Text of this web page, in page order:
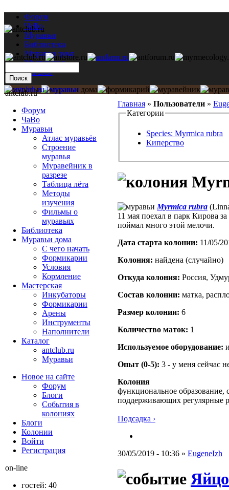
Форум
ЧаВо
Муравьи
Библиотека
Муравьи дома
Мастерская
Каталог
Главная » Пользователи »
Категории
Species: Myrmica rubra
Киперство
Myrmica rubra
11 мая поехал в парк Кирова
поймал много этой мелочи.
Дата старта кoлонии: 11/05/
Кoлония: найдена (случайно)
Откуда кoлония: Россия,
Состав кoлонии: матка,
Размер кoлонии: 6
Количество маток: 1
Используемое оборудование:
Опыт (0-5): 3 - у меня сейчас
Колония
функциональное образование,
поддерживающих регулярные
Подсадка ›
30/05/2019 - 10:36 » EugeneIzh
antclub.ru
Форум
ЧаВо
Муравьи
Атлас муравьёв
Строение
муравья
Муравейник в
разрезе
Таблица лёта
Методы
изучения
Фильмы о
муравьях
Библиотека
Муравьи дома
С чего начать
Формикарии
Условия
Кормление
Мастерская
Инкубаторы
Формикарии
Арены
Инструменты
Наполнители
Каталог
antclub.ru
Муравьи
Новое на сайте
Форум
Блоги
События в
колониях
Блоги
Колонии
Войти
Peгиcтpaция
on-line
гостей: 40